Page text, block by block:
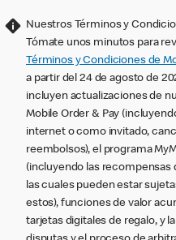
Nuestros Términos y
Tómate unos minutos para
Términos y Condiciones de
a partir del 24 de agosto de
incluyen actualizaciones de
Mobile Order & Pay
internet o como invitado,
reembolsos), el programa
(incluyendo las recompensas
las cuales pueden estar
estos), funciones de valor
tarjetas digitales de regalo, y